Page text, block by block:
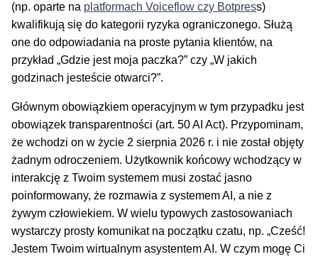
(np. oparte na platformach Voiceflow czy Botpress)
kwalifikują się do kategorii ryzyka ograniczonego. Służą
one do odpowiadania na proste pytania klientów, na
przykład „Gdzie jest moja paczka?” czy „W jakich
godzinach jesteście otwarci?”.
Głównym obowiązkiem operacyjnym w tym przypadku jest
obowiązek transparentności (art. 50 AI Act). Przypominam,
że wchodzi on w życie 2 sierpnia 2026 r. i nie został objęty
żadnym odroczeniem. Użytkownik końcowy wchodzący w
interakcję z Twoim systemem musi zostać jasno
poinformowany, że rozmawia z systemem AI, a nie z
żywym człowiekiem. W wielu typowych zastosowaniach
wystarczy prosty komunikat na początku czatu, np. „Cześć!
Jestem Twoim wirtualnym asystentem AI. W czym mogę Ci